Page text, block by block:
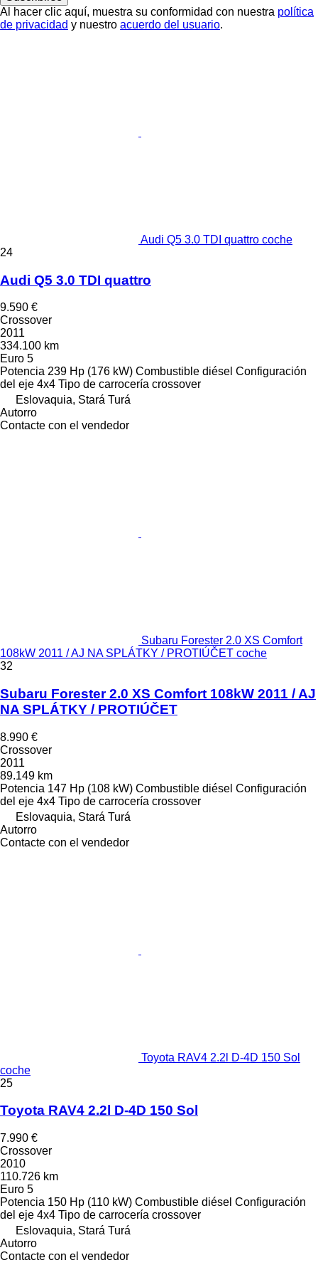
Al hacer clic aquí, muestra su conformidad con nuestra política
de privacidad y nuestro acuerdo del usuario.
Audi Q5 3.0 TDI quattro coche
24
Audi Q5 3.0 TDI quattro
9.590 €
Crossover
2011
334.100 km
Euro 5
Potencia 239 Hp (176 kW) Combustible diésel Configuración
del eje 4x4 Tipo de carrocería crossover
Eslovaquia, Stará Turá
Autorro
Contacte con el vendedor
Subaru Forester 2.0 XS Comfort
108kW 2011 / AJ NA SPLÁTKY / PROTIÚČET coche
32
Subaru Forester 2.0 XS Comfort 108kW 2011 / AJ
NA SPLÁTKY / PROTIÚČET
8.990 €
Crossover
2011
89.149 km
Potencia 147 Hp (108 kW) Combustible diésel Configuración
del eje 4x4 Tipo de carrocería crossover
Eslovaquia, Stará Turá
Autorro
Contacte con el vendedor
Toyota RAV4 2.2l D-4D 150 Sol
coche
25
Toyota RAV4 2.2l D-4D 150 Sol
7.990 €
Crossover
2010
110.726 km
Euro 5
Potencia 150 Hp (110 kW) Combustible diésel Configuración
del eje 4x4 Tipo de carrocería crossover
Eslovaquia, Stará Turá
Autorro
Contacte con el vendedor